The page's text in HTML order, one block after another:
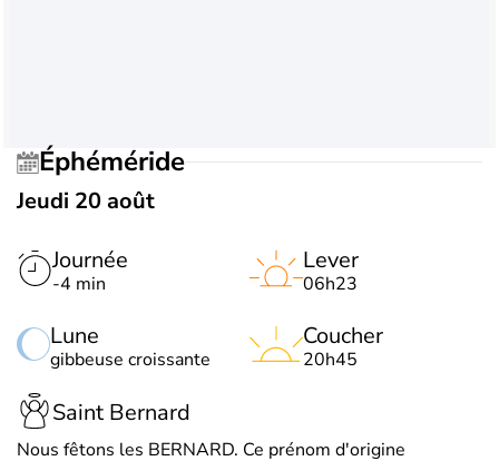
Éphéméride
Jeudi 20 août
Journée
-4 min
Lune
gibbeuse croissante
Lever
06h23
Coucher
20h45
Saint Bernard
Nous fêtons les BERNARD. Ce prénom d'origine